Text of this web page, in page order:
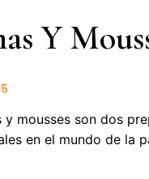
y mousses son dos
en el mundo de la